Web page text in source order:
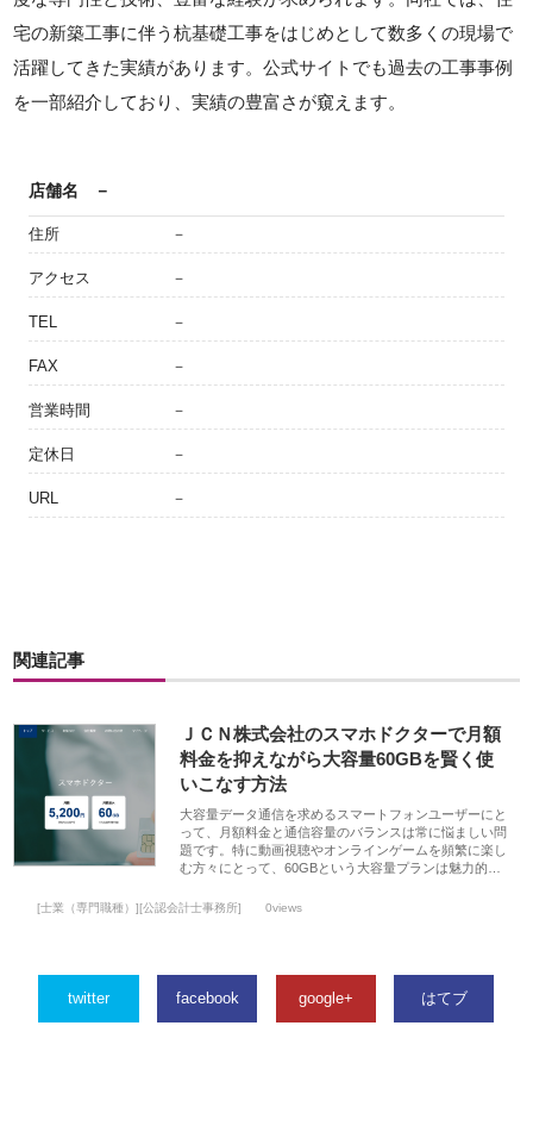
宅の新築工事に伴う杭基礎工事をはじめとして数多くの現場で
活躍してきた実績があります。公式サイトでも過去の工事事例
を一部紹介しており、実績の豊富さが窺えます。
店舗名 －
住所 －
アクセス －
TEL －
FAX －
営業時間 －
定休日 －
URL －
関連記事
ＪＣＮ株式会社のスマホドクターで月額
料金を抑えながら大容量60GBを賢く使
いこなす方法
大容量データ通信を求めるスマートフォンユーザーにと
って、月額料金と通信容量のバランスは常に悩ましい問
題です。特に動画視聴やオンラインゲームを頻繁に楽し
む方々にとって、60GBという大容量プランは魅力的…
[士業（専門職種）][公認会計士事務所] 0views
twitter facebook google+ はてブ